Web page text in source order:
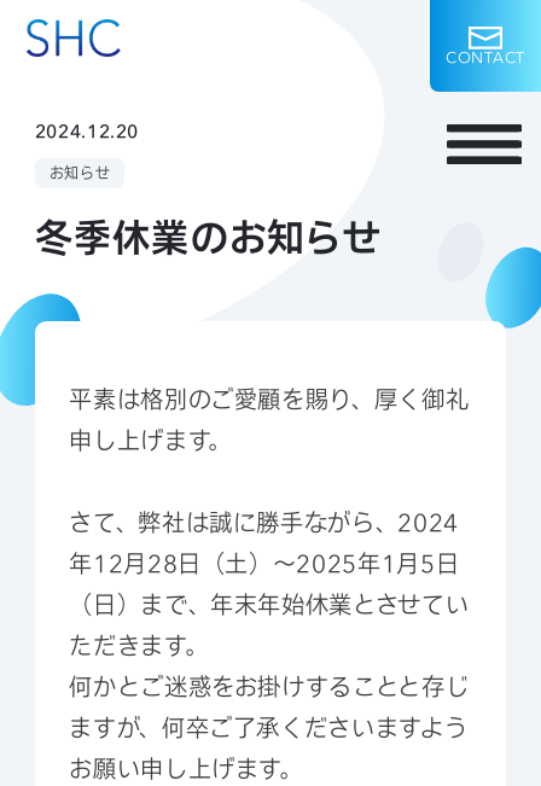
CONTACT
2024.12.20
お知らせ
冬季休業のお知らせ
平素は格別のご愛顧を賜り、厚く御礼
申し上げます。
さて、弊社は誠に勝手ながら、2024
年12月28日（土）～2025年1月5日
（日）まで、年末年始休業とさせてい
ただきます。
何かとご迷惑をお掛けすることと存じ
ますが、何卒ご了承くださいますよう
お願い申し上げます。